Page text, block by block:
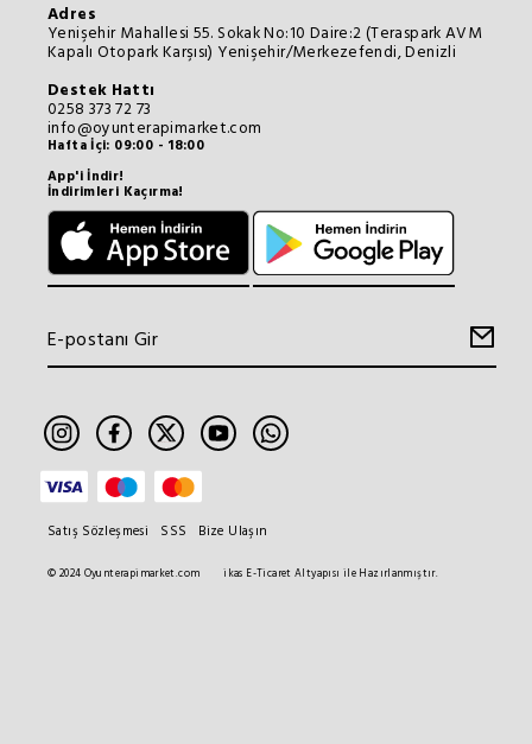
Adres
Yenişehir Mahallesi 55. Sokak No:10 Daire:2 (Teraspark AVM
Kapalı Otopark Karşısı) Yenişehir/Merkezefendi, Denizli
Destek Hattı
0258 373 72 73
info@oyunterapimarket.com
Hafta İçi: 09:00 - 18:00
App'i İndir!
İndirimleri Kaçırma!
© 2024 Oyunterapimarket.com ikas E-Ticaret Altyapısı ile Hazırlanmıştır.
Satış Sözleşmesi SSS Bize Ulaşın